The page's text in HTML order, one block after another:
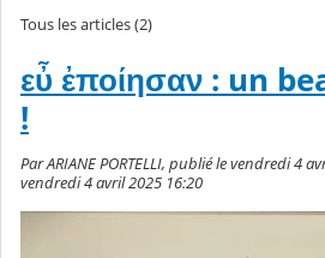
Tous les articles (2)
εὖ ἐποίησαν : un
!
Par ARIANE PORTELLI, publié le vendredi 4
vendredi 4 avril 2025 16:20